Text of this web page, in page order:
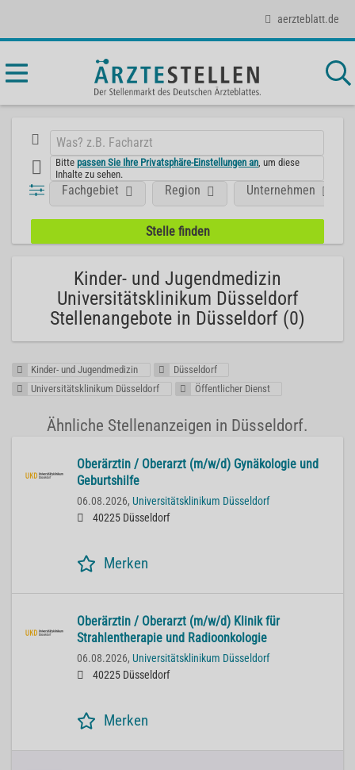
aerzteblatt.de
Bittepassen Sie Ihre Privatsphäre-Einstellungen an , um diese
Inhalte zu sehen.
Fachgebiet Region Unternehmen
Kinder- und Jugendmedizin
Universitätsklinikum Düsseldorf
Stellenangebote in Düsseldorf (0)
Kinder- und Jugendmedizin
Düsseldorf
Universitätsklinikum Düsseldorf
Öffentlicher Dienst
Ähnliche Stellenanzeigen in Düsseldorf.
Oberärztin / Oberarzt (m/w/d) Gynäkologie und
Geburtshilfe
06.08.2026, Universitätsklinikum Düsseldorf
40225 Düsseldorf
Merken
Oberärztin / Oberarzt (m/w/d) Klinik für
Strahlentherapie und Radioonkologie
06.08.2026, Universitätsklinikum Düsseldorf
40225 Düsseldorf
Merken